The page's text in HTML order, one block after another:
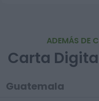
ADEMÁS DE
Carta
Guatemala